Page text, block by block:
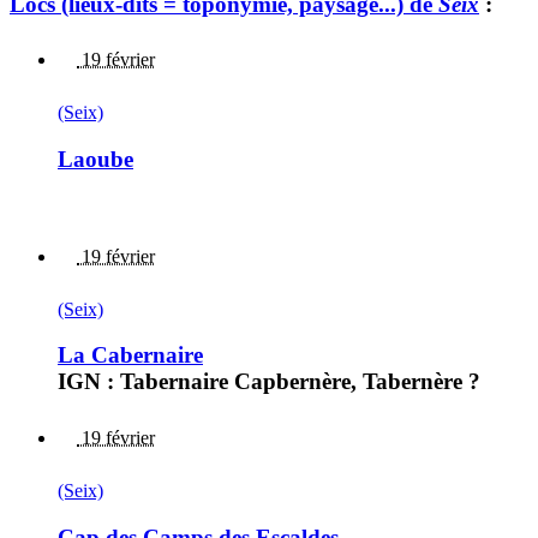
19 février
(Seix)
Laoube
19 février
(Seix)
La Cabernaire
IGN : Tabernaire Capbernère, Tabernère ?
19 février
(Seix)